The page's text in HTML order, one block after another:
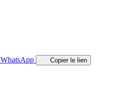
WhatsApp Copier le lien